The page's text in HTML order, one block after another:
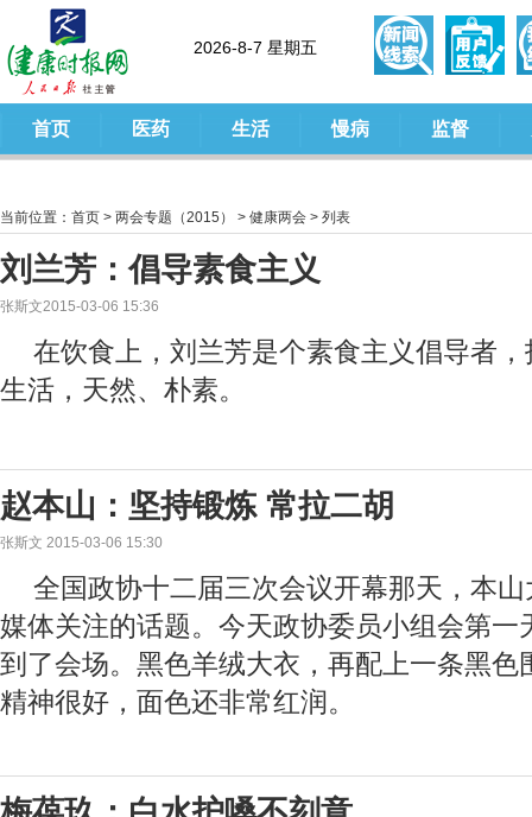
2026-8-7 星期五
首页 医药 生活 慢病 监督
当前位置： 首页 > 两会专题（2015） > 健康两会 > 列表
刘兰芳：倡导素食主义
张斯文2015-03-06 15:36
在饮食上，刘兰芳是个素食主义倡导者
生活，天然、朴素。
赵本山：坚持锻炼 常拉二胡
张斯文 2015-03-06 15:30
全国政协十二届三次会议开幕那天，本
媒体关注的话题。今天政协委员小组会第一
到了会场。黑色羊绒大衣，再配上一条黑色
精神很好，面色还非常红润。